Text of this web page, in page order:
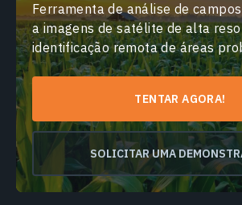
Ferramenta de análise de
a imagens de satélite de alta
identificação remota de áreas
TENTAR AGORA!
SOLICITAR UMA